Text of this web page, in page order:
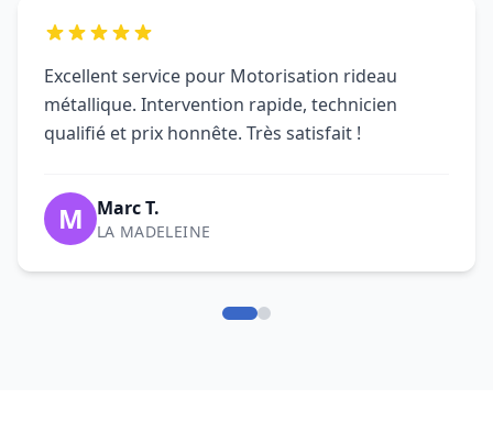
Excellent service pour Motorisation rideau
métallique. Intervention rapide, technicien
qualifié et prix honnête. Très satisfait !
M Marc T.
LA MADELEINE